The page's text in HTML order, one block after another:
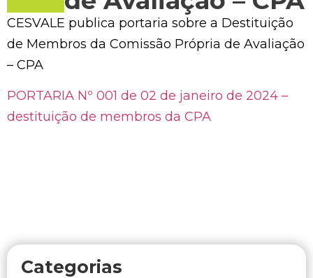
CESVALE publica portaria sobre a Destituição
de Membros da Comissão Própria de Avaliação
– CPA
PORTARIA Nº 001 de 02 de janeiro de 2024 –
destituição de membros da CPA
Categorias